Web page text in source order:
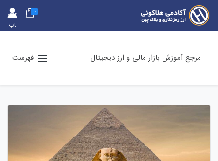
حس
اب
0
مرجع آموزش بازار مالی و ارز دیجیتال فهرست